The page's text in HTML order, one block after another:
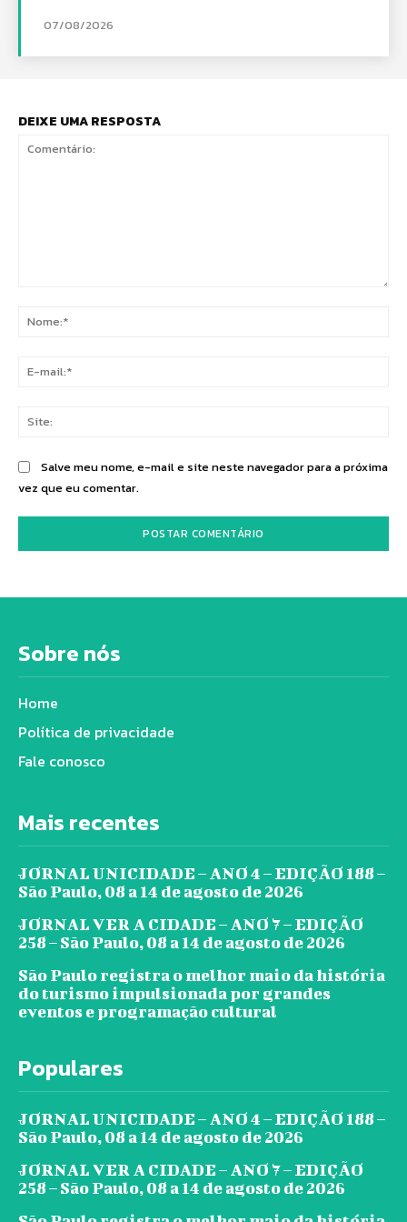
07/08/2026
DEIXE UMA RESPOSTA
Salve meu nome, e-mail e site neste navegador para a próxima
vez que eu comentar.
Sobre nós
Home
Política de privacidade
Fale conosco
Mais recentes
JORNAL UNICIDADE – ANO 4 – EDIÇÃO 188 –
São Paulo, 08 a 14 de agosto de 2026
JORNAL VER A CIDADE – ANO 7 – EDIÇÃO
258 – São Paulo, 08 a 14 de agosto de 2026
São Paulo registra o melhor maio da história
do turismo impulsionada por grandes
eventos e programação cultural
Populares
JORNAL UNICIDADE – ANO 4 – EDIÇÃO 188 –
São Paulo, 08 a 14 de agosto de 2026
JORNAL VER A CIDADE – ANO 7 – EDIÇÃO
258 – São Paulo, 08 a 14 de agosto de 2026